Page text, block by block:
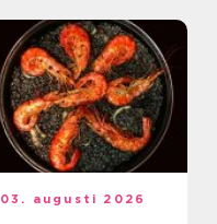
03. augusti 2026